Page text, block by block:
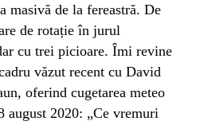
masivă de la fereastră. De
de rotație în jurul
cu trei picioare. Îmi revine
văzut recent cu David
oferind cugetarea meteo
august 2020: „Ce vremuri